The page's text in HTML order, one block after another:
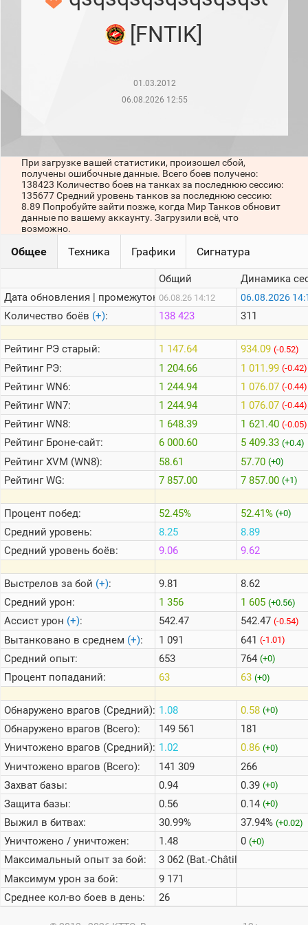
игроков
Кланы
Статистика
стримеров
Информация
Онлайн
Цветовая
шкала
Теlegram
ВК
Портал
Мира
Танков
[FNTIK]
01.03.2012
06.08.2026 12:55
При загрузке вашей статистики, произошел сбой,
получены ошибочные данные. Всего боев получено:
138423 Количество боев на танках за последнюю сессию:
135677 Средний уровень танков за последнюю сессию:
8.89 Попробуйте зайти позже, когда Мир Танков обновит
данные по вашему аккаунту. Загрузили всё, что
возможно.
Общее Техника Графики Сигнатура
Дата обновления | промежуток:
Количество боёв (+):
РейтингРЭ старый:
РейтингРЭ:
РейтингWN6:
РейтингWN7:
РейтингWN8:
РейтингБроне-сайт:
РейтингXVM (WN8):
РейтингWG:
Процент побед:
Средний уровень:
Средний уровень боёв:
Выстрелов за бой (+):
Средний урон:
Ассист урон (+):
Вытанковано в среднем (+):
Средний опыт:
Процент попаданий:
Обнаружено врагов (Средний):
Обнаружено врагов (Всего):
Уничтожено врагов (Средний):
Уничтожено врагов (Всего):
Захват базы:
Защита базы:
Выжил в битвах:
Уничтожено / уничтожен:
Максимальный опыт за бой:
Максимум урон за бой:
Среднее кол-во боев в день:
Общий
06.08.26 14:12
138 423
1 147.64
1 204.66
1 244.94
1 244.94
1 648.39
6 000.60
58.61
7 857.00
52.45%
8.25
9.06
9.81
1 356
542.47
1 091
653
63
1.08
149 561
1.02
141 309
0.94
0.56
30.99%
1.48
3 062 (Bat.-Châtillon
9 171
26
Динамика
06.08.2026
311
934.09 (-0.52)
1 011.99 (-0.42)
1 076.07 (-0.44)
1 076.07 (-0.44)
1 621.40 (-0.05)
5 409.33 (+0.4)
57.70 (+0)
7 857.00 (+1)
52.41% (+0)
8.89
9.62
8.62
1 605 (+0.56)
542.47 (-0.54)
641 (-1.01)
764 (+0)
63 (+0)
0.58 (+0)
181
0.86 (+0)
266
0.39 (+0)
0.14 (+0)
37.94% (+0.02)
0 (+0)